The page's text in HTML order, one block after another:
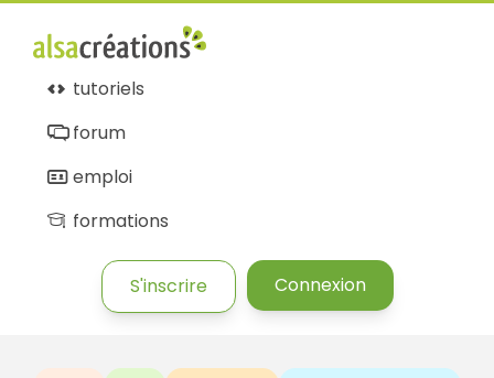
tutoriels
forum
emploi
formations
S'inscrire Connexion